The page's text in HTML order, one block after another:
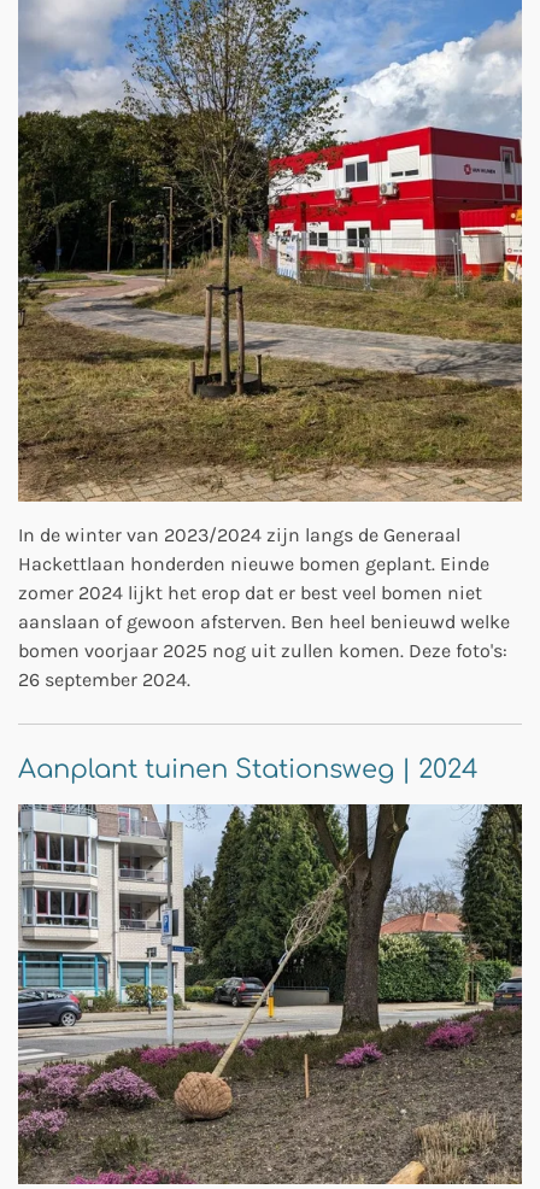
In de winter van 2023/2024 zijn langs de Generaal
Hackettlaan honderden nieuwe bomen geplant. Einde
zomer 2024 lijkt het erop dat er best veel bomen niet
aanslaan of gewoon afsterven. Ben heel benieuwd welke
bomen voorjaar 2025 nog uit zullen komen. Deze foto's:
26 september 2024.
Aanplant tuinen Stationsweg | 2024